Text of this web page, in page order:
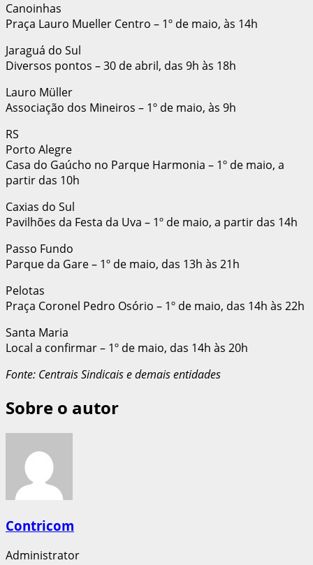
Canoinhas
Praça Lauro Mueller Centro – 1º de maio, às 14h
Jaraguá do Sul
Diversos pontos – 30 de abril, das 9h às 18h
Lauro Müller
Associação dos Mineiros – 1º de maio, às 9h
RS
Porto Alegre
Casa do Gaúcho no Parque Harmonia – 1º de maio, a
partir das 10h
Caxias do Sul
Pavilhões da Festa da Uva – 1º de maio, a partir das 14h
Passo Fundo
Parque da Gare – 1º de maio, das 13h às 21h
Pelotas
Praça Coronel Pedro Osório – 1º de maio, das 14h às 22h
Santa Maria
Local a confirmar – 1º de maio, das 14h às 20h
Fonte: Centrais Sindicais e demais entidades
Sobre o autor
Contricom
Administrator